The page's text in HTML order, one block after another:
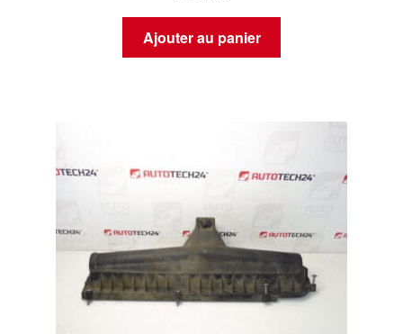
Ajouter au panier